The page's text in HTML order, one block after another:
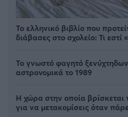
Το ελληνικό βιβλίο που
διάβασες στο σχολείο: Τι
Το γνωστό φαγητό
αστρονομικά το 1989
Η χώρα στην οποία βρίσκεται
για να μετακομίσεις όταν